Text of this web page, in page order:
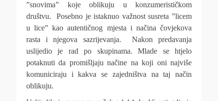
”snovima” koje oblikuju u konzumerističkom
društvu. Posebno je istaknuo važnost susreta ”licem
u lice” kao autentičnog mjesta i načina čovjekova
rasta i njegova sazrijevanja. Nakon predavanja
uslijedio je rad po skupinama. Mlade se htjelo
potaknuti da promišljaju načine na koji oni najviše
komuniciraju i kakva se zajedništva na taj način
oblikuju.